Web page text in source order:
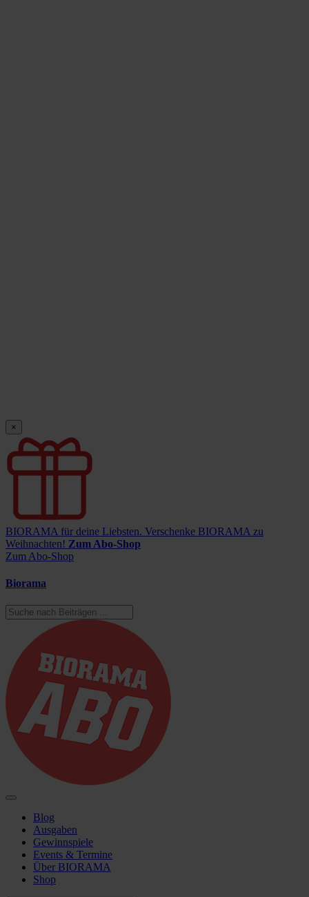
×
BIORAMA für deine Liebsten. Verschenke BIORAMA zu
Weihnachten! Zum Abo-Shop
Zum Abo-Shop
Biorama
Blog
Ausgaben
Gewinnspiele
Events & Termine
Über BIORAMA
Shop